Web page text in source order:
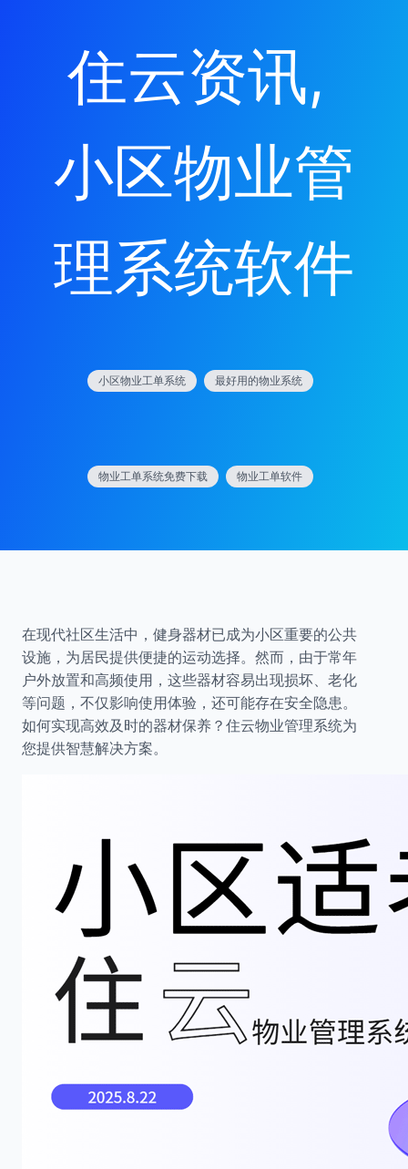
住云资讯
小区物业管
理系统软件
小区物业工单系统 最好用的物业系统
物业工单系统免费下载 物业工单软件
在现代社区生活中，健身器材已成为小区重要的公共
设施，为居民提供便捷的运动选择。然而，由于常年
户外放置和高频使用，这些器材容易出现损坏、老化
等问题，不仅影响使用体验，还可能存在安全隐患。
如何实现高效及时的器材保养？住云物业管理系统为
您提供智慧解决方案。